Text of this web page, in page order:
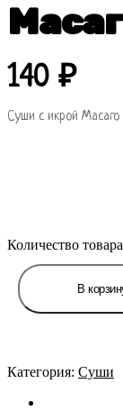
140₽
Суши с икрой Масаго
Количество
В
Категория: Суши